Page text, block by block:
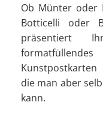
Ob Münter oder
Botticelli oder
präsentiert
die man aber
kann.